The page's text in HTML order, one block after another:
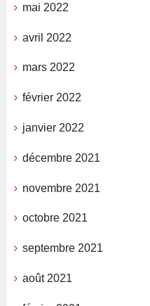
mai 2022
avril 2022
mars 2022
février 2022
janvier 2022
décembre 2021
novembre 2021
octobre 2021
septembre 2021
août 2021